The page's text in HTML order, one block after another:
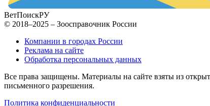
ВетПоискРУ
© 2018–2025 – Зоосправочник России
Компании в городах России
Реклама на сайте
Обработка персональных данных
Все права защищены. Материалы на сайте взяты из
письменного разрешения.
Политика конфиденциальности